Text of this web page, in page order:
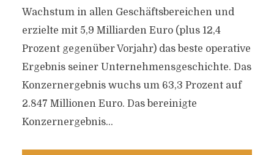
Wachstum in allen Geschäftsbereichen und
erzielte mit 5,9 Milliarden Euro (plus 12,4
Prozent gegenüber Vorjahr) das beste operative
Ergebnis seiner Unternehmensgeschichte. Das
Konzernergebnis wuchs um 63,3 Prozent auf
2.847 Millionen Euro. Das bereinigte
Konzernergebnis...